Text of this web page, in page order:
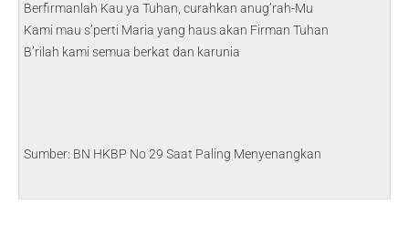
Berfirmanlah Kau ya Tuhan, curahkan anug’rah-Mu
Kami mau s’perti Maria yang haus akan Firman Tuhan
B’rilah kami semua berkat dan karunia
Sumber: BN HKBP No 29 Saat Paling Menyenangkan